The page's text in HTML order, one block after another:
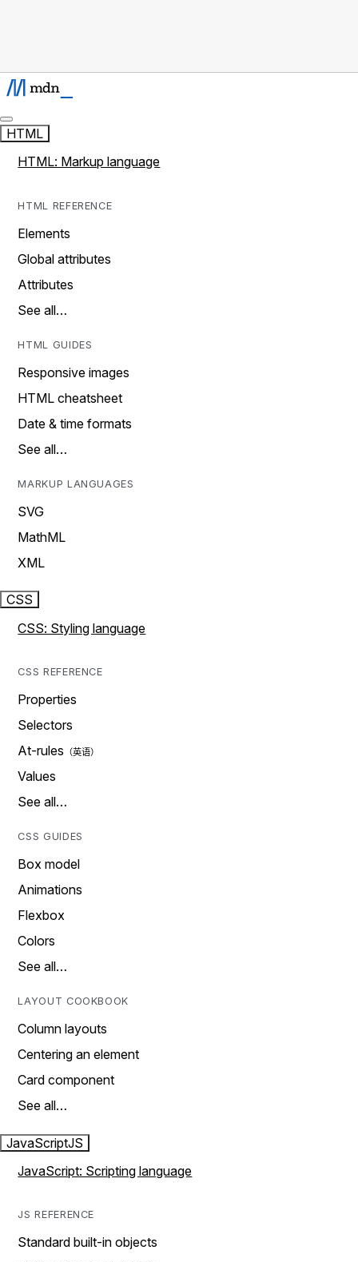
HTML
HTML: Markup language
HTML REFERENCE
Elements
Global attributes
Attributes
See all…
HTML GUIDES
Responsive images
HTML cheatsheet
Date & time formats
See all…
MARKUP LANGUAGES
SVG
MathML
XML
CSS
CSS: Styling language
CSS REFERENCE
Properties
Selectors
At-rules
Values
See all…
CSS GUIDES
Box model
Animations
Flexbox
Colors
See all…
LAYOUT COOKBOOK
Column layouts
Centering an element
Card component
See all…
JavaScriptJS
JavaScript: Scripting language
JS REFERENCE
Standard built-in objects